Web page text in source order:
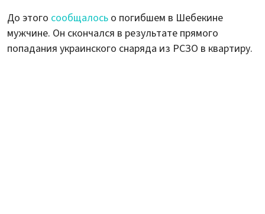
До этого сообщалось о погибшем в Шебекине
мужчине. Он скончался в результате прямого
попадания украинского снаряда из РСЗО в квартиру.